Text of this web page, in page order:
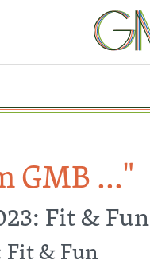
GMB ..."
Fit & Fun
Fit & Fun